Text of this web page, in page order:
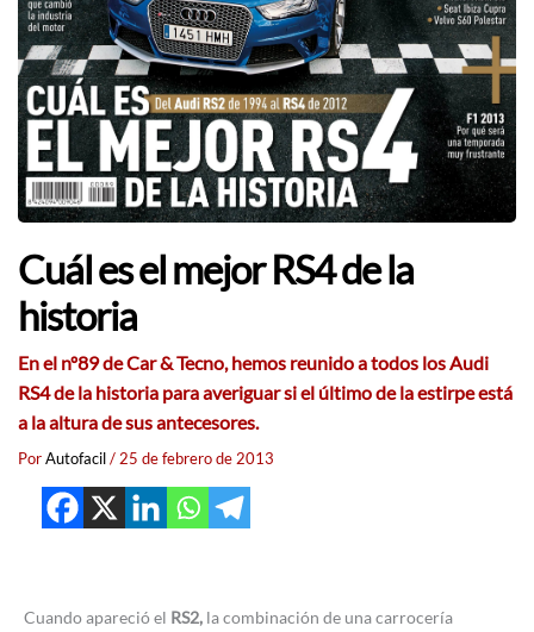
Cuál es el mejor RS4 de la
historia
En el nº89deCar & Tecno, hemos reunido a todos losAudi
RS4de la historia para averiguar si el último de la estirpeestá
a la altura de sus antecesores.
PorAutofacil/ 25 de febrero de 2013
Cuando apareció el RS2, la combinación de una carrocería